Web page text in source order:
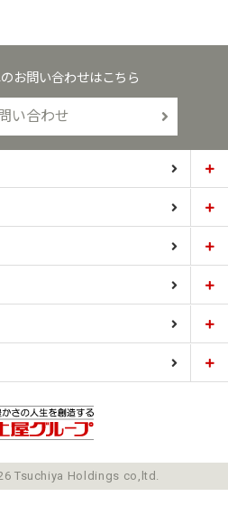
お問い合わせはこちら
い合わせ
Tsuchiya Holdings co,ltd.